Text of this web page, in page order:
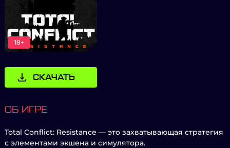
18+
СКАЧАТЬ
ОБ ИГРЕ
Total Conflict: Resistance — это захватывающая стратегия
с элементами экшена и симулятора.